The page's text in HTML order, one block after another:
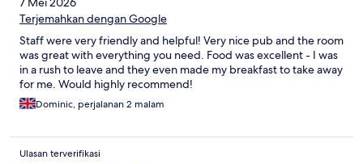
Terjemahkan dengan Google
Staff were very friendly and helpful! Very nice pub and the room
was great with everything you need. Food was excellent - I was
in a rush to leave and they even made my breakfast to take away
for me. Would highly recommend!
Dominic, perjalanan 2 malam
Ulasan terverifikasi